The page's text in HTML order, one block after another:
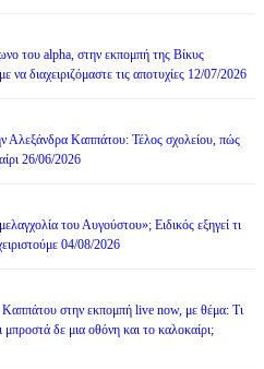
του alpha, στην εκπομπή της Βίκυς
διαχειριζόμαστε τις αποτυχίες 12/07/2026
Αλεξάνδρα Καππάτου: Τέλος σχολείου, πώς
26/06/2026
του Αυγούστου»; Ειδικός εξηγεί τι
04/08/2026
στην εκπομπή live now, με θέμα: Τι
μπροστά δε μια οθόνη και το καλοκαίρι;